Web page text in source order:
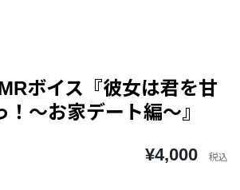
ボイス『彼女は君を甘
～お家デート編～』
¥4,000 税込